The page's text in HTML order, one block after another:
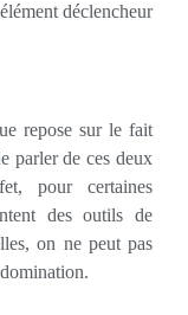
déclencheur
repose sur le fait
parler de ces deux
pour certaines
des outils de
on ne peut pas